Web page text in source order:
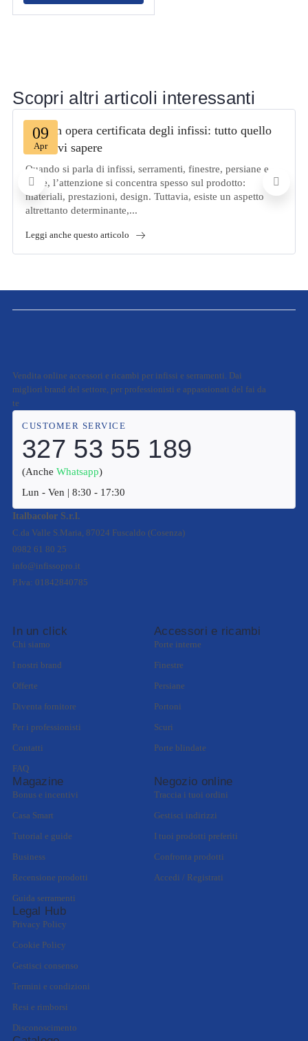
Scopri altri articoli interessanti
09
Apr
Business
Posa in opera certificata degli infissi: tutto quello
che devi sapere
Quando si parla di infissi, serramenti, finestre, persiane e
porte, l’attenzione si concentra spesso sul prodotto:
materiali, prestazioni, design. Tuttavia, esiste un aspetto
altrettanto determinante,...
Leggi anche questo articolo
Vendita online accessori e ricambi per infissi e serramenti. Dai
migliori brand del settore, per professionisti e appassionati del fai da
te
CUSTOMER SERVICE
327 53 55 189
(AncheWhatsapp)
Lun - Ven | 8:30 - 17:30
Italbacolor S.r.l.
C.da Valle S.Maria, 87024 Fuscaldo (Cosenza)
0982 61 80 25
info@infissopro.it
P.Iva: 01842840785
In un click
Chi siamo
I nostri brand
Offerte
Diventa fornitore
Per i professionisti
Contatti
FAQ
Accessori e ricambi
Porte interne
Finestre
Persiane
Portoni
Scuri
Porte blindate
Magazine
Bonus e incentivi
Casa Smart
Tutorial e guide
Business
Recensione prodotti
Guida serramenti
Negozio online
Traccia i tuoi ordini
Gestisci indirizzi
I tuoi prodotti preferiti
Confronta prodotti
Accedi / Registrati
Legal Hub
Privacy Policy
Cookie Policy
Gestisci consenso
Termini e condizioni
Resi e rimborsi
Disconoscimento